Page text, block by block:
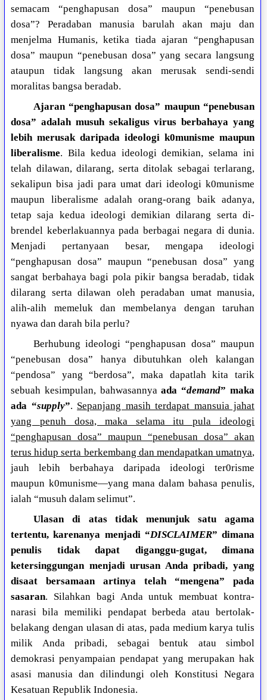
semacam “penghapusan dosa” maupun “penebusan
dosa”? Peradaban manusia barulah akan maju dan
menjelma Humanis, ketika tiada ajaran “penghapusan
dosa” maupun “penebusan dosa” yang secara langsung
ataupun tidak langsung akan merusak sendi-sendi
moralitas bangsa beradab.
Ajaran “penghapusan dosa” maupun “penebusan
dosa” adalah musuh sekaligus virus berbahaya yang
lebih merusak daripada ideologi k0munisme maupun
liberalisme. Bila kedua ideologi demikian, selama ini
telah dilawan, dilarang, serta ditolak sebagai terlarang,
sekalipun bisa jadi para umat dari ideologi k0munisme
maupun liberalisme adalah orang-orang baik adanya,
tetap saja kedua ideologi demikian dilarang serta di-
brendel keberlakuannya pada berbagai negara di dunia.
Menjadi pertanyaan besar, mengapa ideologi
“penghapusan dosa” maupun “penebusan dosa” yang
sangat berbahaya bagi pola pikir bangsa beradab, tidak
dilarang serta dilawan oleh peradaban umat manusia,
alih-alih memeluk dan membelanya dengan taruhan
nyawa dan darah bila perlu?
Berhubung ideologi “penghapusan dosa” maupun
“penebusan dosa” hanya dibutuhkan oleh kalangan
“pendosa” yang “berdosa”, maka dapatlah kita tarik
sebuah kesimpulan, bahwasannyaada “demand” maka
ada “supply”. Sepanjang masih terdapat mansuia jahat
yang penuh dosa, maka selama itu pula ideologi
“penghapusan dosa” maupun “penebusan dosa” akan
terus hidup serta berkembang dan mendapatkan umatnya,
jauh lebih berbahaya daripada ideologi ter0risme
maupun k0munisme—yang mana dalam bahasa penulis,
ialah “musuh dalam selimut”.
Ulasan di atas tidak menunjuk satu agama
tertentu, karenanya menjadi “DISCLAIMER” dimana
penulis tidak dapat diganggu-gugat, dimana
ketersinggungan menjadi urusan Anda pribadi, yang
disaat bersamaan artinya telah “mengena” pada
sasaran. Silahkan bagi Anda untuk membuat kontra-
narasi bila memiliki pendapat berbeda atau bertolak-
belakang dengan ulasan di atas, pada medium karya tulis
milik Anda pribadi, sebagai bentuk atau simbol
demokrasi penyampaian pendapat yang merupakan hak
asasi manusia dan dilindungi oleh Konstitusi Negara
Kesatuan Republik Indonesia.